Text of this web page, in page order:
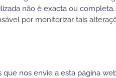
não é exacta ou
por monitorizar tais
nos envie a esta página